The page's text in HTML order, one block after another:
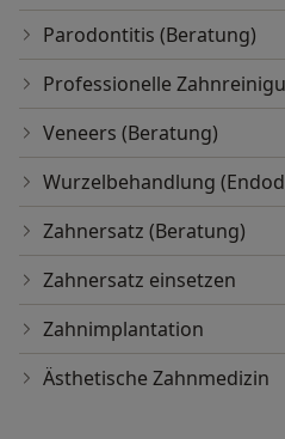
Parodontitis (Beratung)
Professionelle
Veneers (Beratung)
Wurzelbehandlung
Zahnersatz (Beratung)
Zahnersatz einsetzen
Zahnimplantation
Ästhetische Zahnmedizin